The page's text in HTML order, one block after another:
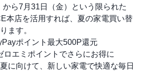
ら7月31日（金）という限られた
本店を活用すれば、夏の家電買い替
ます。
ポイント最大500P還元
ロエミポイントでさらにお得に
に向けて、新しい家電で快適な毎日